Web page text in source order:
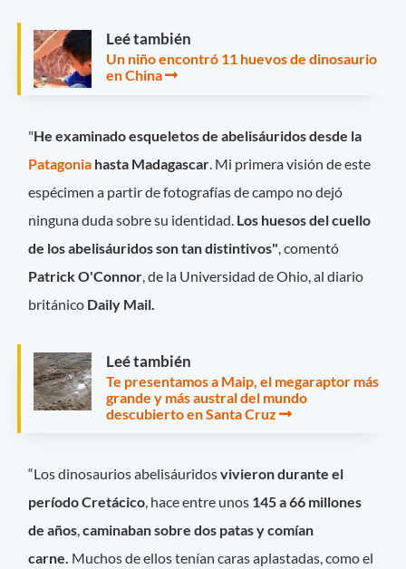
Leé también
Un niño encontró 11 huevos de dinosaurio
en China
"He examinado esqueletos de abelisáuridos desde la
Patagonia hasta Madagascar. Mi primera visión de este
espécimen a partir de fotografías de campo no dejó
ninguna duda sobre su identidad. Los huesos del cuello
de los abelisáuridos son tan distintivos", comentó
Patrick O'Connor, de la Universidad de Ohio, al diario
británico Daily Mail.
Leé también
Te presentamos a Maip, el megaraptor más
grande y más austral del mundo
descubierto en Santa Cruz
“Los dinosaurios abelisáuridosvivieron durante el
período Cretácico , hace entre unos 145 a 66 millones
de años ,caminaban sobre dos patas y comían
carne. Muchos de ellos tenían caras aplastadas, como el